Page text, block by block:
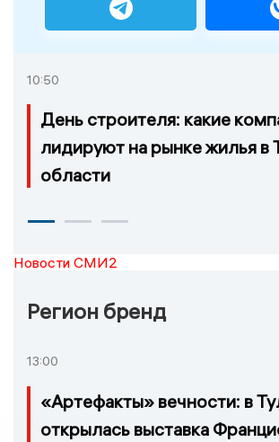
10:50
День строителя: какие
лидируют на рынке жилья в
области
Новости СМИ2
Регион бренд
13:00
«Артефакты» вечности: в
открылась выставка